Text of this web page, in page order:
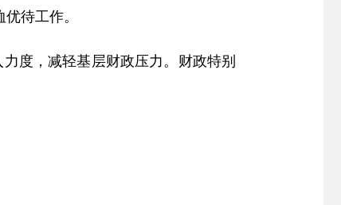
待工作。
度，减轻基层财政压力。财政特别